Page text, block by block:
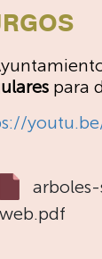
para
web.pdf